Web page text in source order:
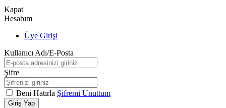
Kapat
Hesabım
Üye Girişi
Kullanıcı Adı/E-Posta
Şifre
Beni Hatırla Şifremi Unuttum
Giriş Yap